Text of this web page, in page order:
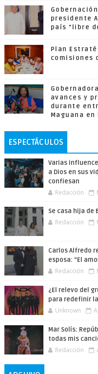
presidente
país "libre
Plan
comisiones
avances y
durante
Maguana en
ESPECTÁCULOS
Varias
a Dios en sus
confiesan
Redacción
Se casa hija de
Redacción
Carlos Alfredo
esposa: “El
Redacción
¿El relevo del
para redefinir
Unknown
Mar Solís:
todas mis
Redacción